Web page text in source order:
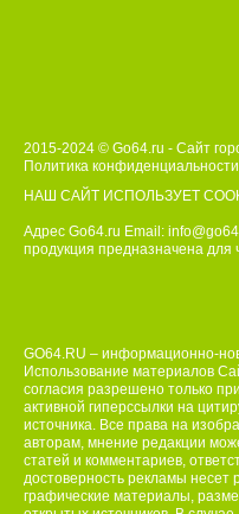
2015-2024 © Go64.ru - Сайт
Политика конфиденциальности
НАШ САЙТ ИСПОЛЬЗУЕТ
Адрес Go64.ru Email:
продукция предназначена для
GO64.RU – информационно-
Использование материалов
согласия разрешено только
активной гиперссылки на
источника. Все права на
авторам, мнение редакции
статей и комментариев,
достоверность рекламы несет
графические материалы,